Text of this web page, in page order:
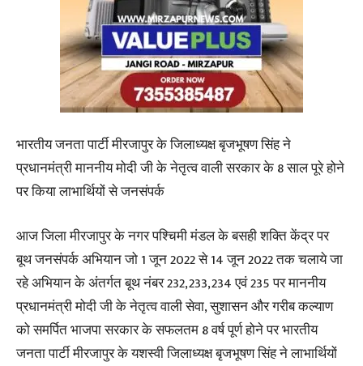
भारतीय जनता पार्टी मीरजापुर के जिलाध्यक्ष बृजभूषण सिंह ने
प्रधानमंत्री माननीय मोदी जी के नेतृत्व वाली सरकार के 8 साल पूरे होने
पर किया लाभार्थियों से जनसंपर्क
आज जिला मीरजापुर के नगर पश्चिमी मंडल के बसही शक्ति केंद्र पर
बूथ जनसंपर्क अभियान जो 1 जून 2022 से 14 जून 2022 तक चलाये जा
रहे अभियान के अंतर्गत बूथ नंबर 232,233,234 एवं 235 पर माननीय
प्रधानमंत्री मोदी जी के नेतृत्व वाली सेवा, सुशासन और गरीब कल्याण
को समर्पित भाजपा सरकार के सफलतम 8 वर्ष पूर्ण होने पर भारतीय
जनता पार्टी मीरजापुर के यशस्वी जिलाध्यक्ष बृजभूषण सिंह ने लाभार्थियों